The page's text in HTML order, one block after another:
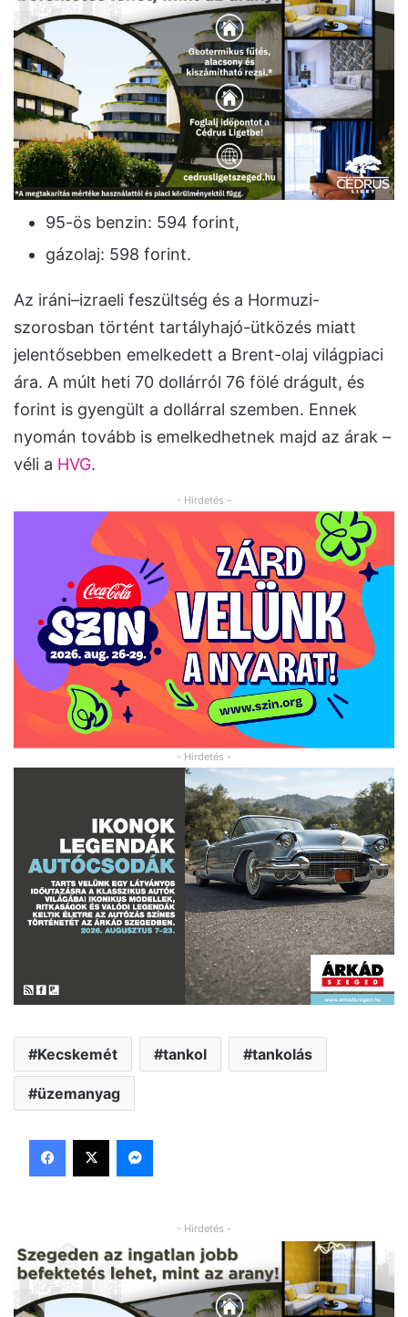
95-ös benzin: 594 forint,
gázolaj: 598 forint.
Az iráni–izraeli feszültség és a Hormuzi-
szorosban történt tartályhajó-ütközés miatt
jelentősebben emelkedett a Brent-olaj világpiaci
ára. A múlt heti 70 dollárról 76 fölé drágult, és
forint is gyengült a dollárral szemben. Ennek
nyomán tovább is emelkedhetnek majd az árak –
véli a HVG.
- Hirdetés -
- Hirdetés -
Kecskemét tankol tankolás
üzemanyag
Facebook
X Messenger
- Hirdetés -